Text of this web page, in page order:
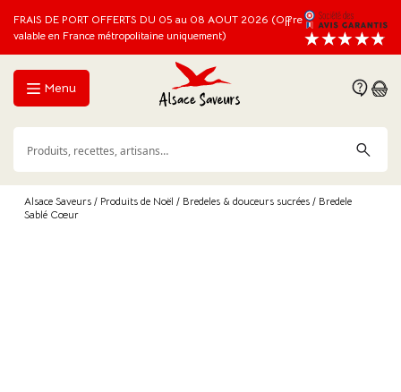
FRAIS DE PORT OFFERTS DU 05 au 08 AOUT 2026 (Offre
valable en France métropolitaine uniquement)
Menu
Alsace Saveurs / Produits de Noël / Bredeles & douceurs sucrées / Bredele
Sablé Cœur